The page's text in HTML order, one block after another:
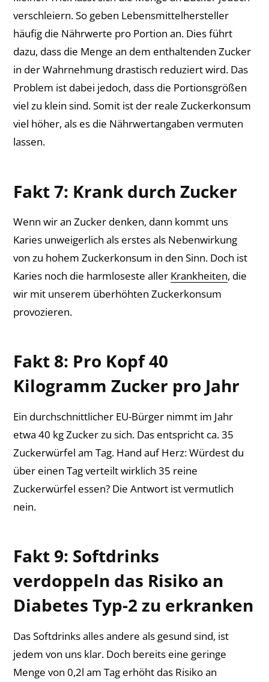
verschleiern. So geben Lebensmittelhersteller
häufig die Nährwerte pro Portion an. Dies führt
dazu, dass die Menge an dem enthaltenden Zucker
in der Wahrnehmung drastisch reduziert wird. Das
Problem ist dabei jedoch, dass die Portionsgrößen
viel zu klein sind. Somit ist der reale Zuckerkonsum
viel höher, als es die Nährwertangaben vermuten
lassen.
Fakt 7: Krank durch Zucker
Wenn wir an Zucker denken, dann kommt uns
Karies unweigerlich als erstes als Nebenwirkung
von zu hohem Zuckerkonsum in den Sinn. Doch ist
Karies noch die harmloseste aller Krankheiten, die
wir mit unserem überhöhten Zuckerkonsum
provozieren.
Fakt 8: Pro Kopf 40
Kilogramm Zucker pro Jahr
Ein durchschnittlicher EU-Bürger nimmt im Jahr
etwa 40 kg Zucker zu sich. Das entspricht ca. 35
Zuckerwürfel am Tag. Hand auf Herz: Würdest du
über einen Tag verteilt wirklich 35 reine
Zuckerwürfel essen? Die Antwort ist vermutlich
nein.
Fakt 9: Softdrinks
verdoppeln das Risiko an
Diabetes Typ-2 zu erkranken
Das Softdrinks alles andere als gesund sind, ist
jedem von uns klar. Doch bereits eine geringe
Menge von 0,2l am Tag erhöht das Risiko an